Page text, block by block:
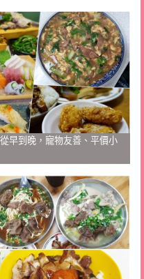
早到晚，寵物友善、平價小